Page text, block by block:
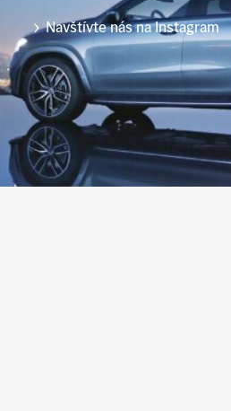
Navštívte nás na Instagram